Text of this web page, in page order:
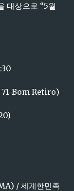
대상으로 “5월
71-Bom Retiro)
/ 세계한민족